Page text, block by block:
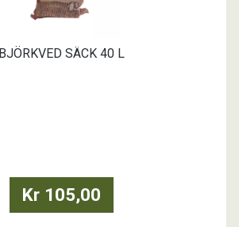
BJÖRKVED SÄCK 40 L
Kr 105,00